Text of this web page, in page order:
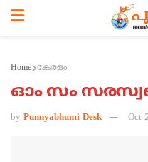
Home കേരളം
ഓം സം
by Punnyabhumi Desk Oct